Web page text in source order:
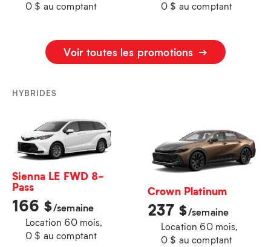
0 $ au comptant
0 $ au comptant
Voir toutes les promotions
HYBRIDES
Sienna LE FWD 8-
Pass
166 $/semaine
Location 60 mois,
0 $ au comptant
Crown Platinum
237 $/semaine
Location 60 mois,
0 $ au comptant